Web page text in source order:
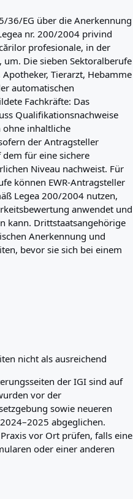
36/EG über die Anerkennung
nr. 200/2004 privind
profesionale, in der
Die sieben Sektoralberufe
Tierarzt, Hebamme
automatischen
Fachkräfte: Das
Qualifikationsnachweise
ohne inhaltliche
der Antragsteller
für eine sichere
Niveau nachweist. Für
können EWR-Antragsteller
Legea 200/2004 nutzen,
anwendet und
kann. Drittstaatsangehörige
Anerkennung und
bevor sie sich bei einem
nicht als ausreichend
der IGI sind auf
vor der
sowie neueren
abgeglichen.
vor Ort prüfen, falls eine
oder einer anderen